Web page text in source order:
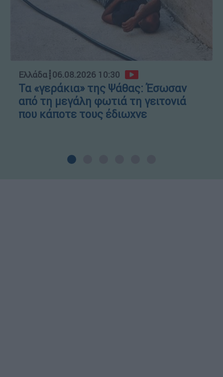
Ελλάδα┋06.08.2026 10:30
Τα «γεράκια» της Ψάθας: Έσωσαν
από τη μεγάλη φωτιά τη γειτονιά
που κάποτε τους έδιωχνε